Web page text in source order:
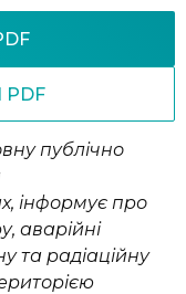
публічно
інформує про
аварійні
та радіаційну